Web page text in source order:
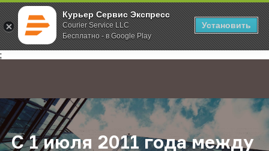
Курьер Сервис Экспресс
Courier Service LLC
Бесплатно - в Google Play
Установить
;
Главная О компании Новости С 1 июля 2011 года между
С 1 июля 2011 года между